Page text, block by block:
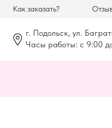
Как заказать?
г. Подольск, ул.
Часы работы: с 9:00